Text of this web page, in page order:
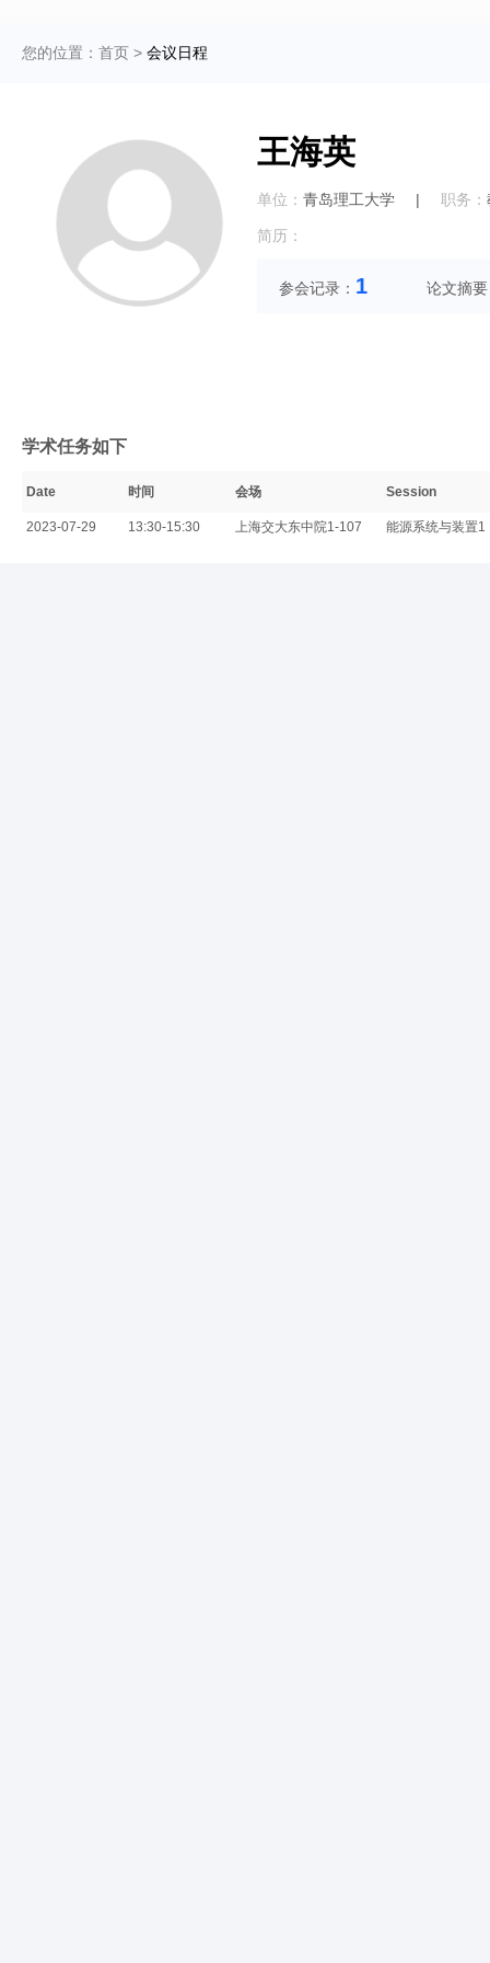
您的位置： 首页 > 会议日程
王海英
单位： 青岛理工大学 | 职务：
简历：
参会记录： 1 论文摘
学术任务如下
Date 时间 会场 Session
2023-07-29 13:30-15:30 上海交大东中院1-107 能源系统与装置1